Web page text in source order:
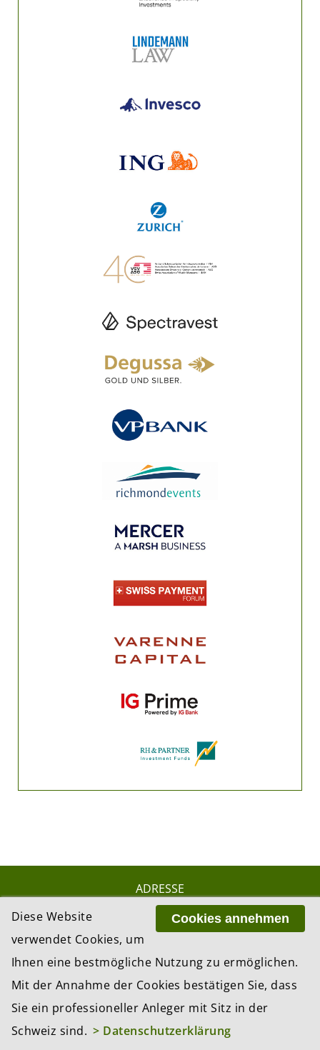
ADRESSE
BCP Business Content Production GmbH
Gotthardstrasse 38
8002 Zürich
© 2026 by BCP Business Content Production
GmbH, Zürich – Switzerland
Website byupdate AG, Zurich
Cookies annehmen
Diese Website
verwendet Cookies, um
Ihnen eine bestmögliche Nutzung zu ermöglichen.
Mit der Annahme der Cookies bestätigen Sie, dass
Sie ein professioneller Anleger mit Sitz in der
Schweiz sind. > Datenschutzerklärung